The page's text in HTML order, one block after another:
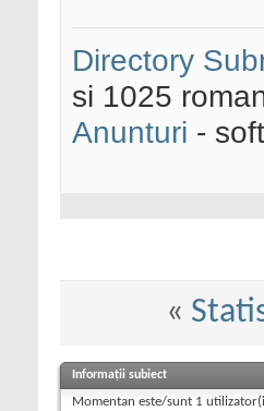
Directory
si 1025
Anunturi -
«
Informații subiect
Momentan este/sunt 1